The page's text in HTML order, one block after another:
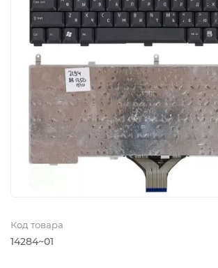
Код товара
14284~01